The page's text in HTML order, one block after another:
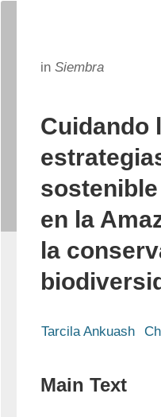
in Siembra
Cuidando
en la
la
Tarcila Ankuash
Main Text